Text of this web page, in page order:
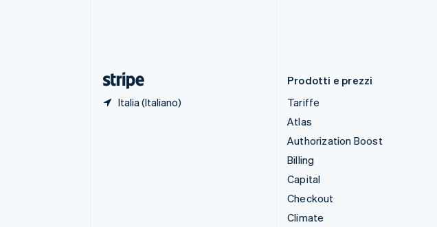
Italia (Italiano)
Prodotti e prezzi
Tariffe
Atlas
Authorization Boost
Billing
Capital
Checkout
Climate